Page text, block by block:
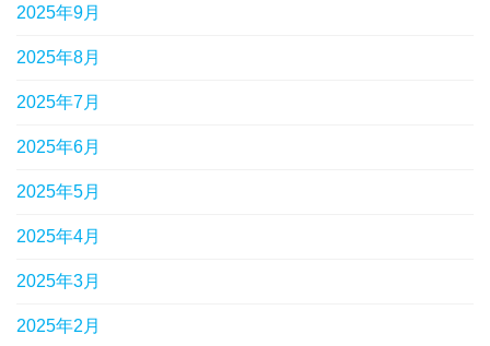
2025年9月
2025年8月
2025年7月
2025年6月
2025年5月
2025年4月
2025年3月
2025年2月